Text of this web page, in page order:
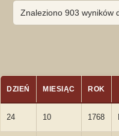
Znaleziono 903 wyników
DZIEŃ MIESIĄC ROK
24 10 1768